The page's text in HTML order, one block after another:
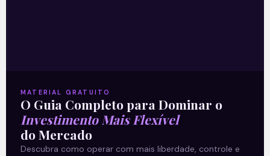
Banco do Brasil (BBAS3):
MATERIAL GRATUITO
O Guia Completo para Dominar o
Investimento Mais Flexível
do Mercado
Descubra como operar com mais liberdade, controle e